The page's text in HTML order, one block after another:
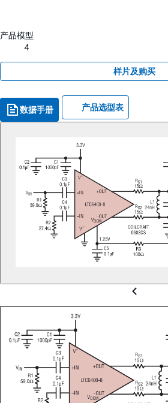
产品模型
4
样片及购买
数据手册 产品选型表